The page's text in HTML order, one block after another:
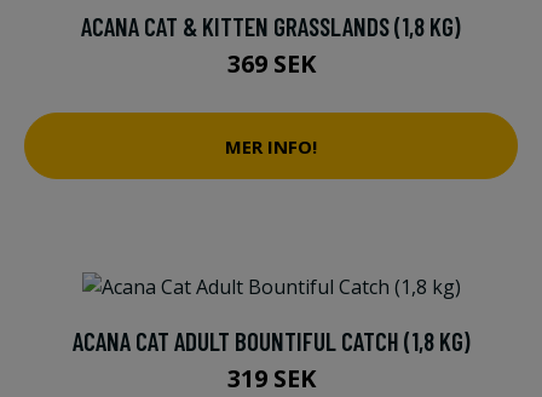
ACANA CAT & KITTEN GRASSLANDS (1,8 KG)
369 SEK
MER INFO!
ACANA CAT ADULT BOUNTIFUL CATCH (1,8 KG)
319 SEK